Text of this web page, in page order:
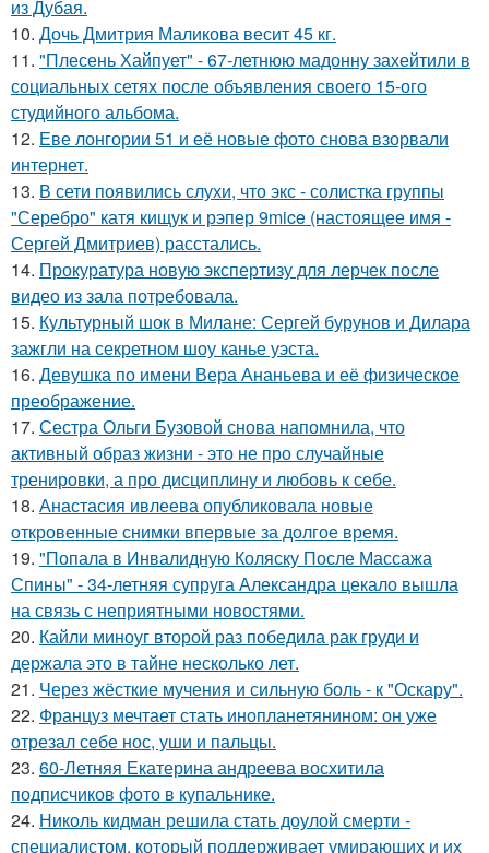
из Дубая.
10. Дочь Дмитрия Маликова весит 45 кг.
11. "Плесень Хайпует" - 67-летнюю мадонну захейтили в
социальных сетях после объявления своего 15-ого
студийного альбома.
12. Еве лонгории 51 и её новые фото снова взорвали
интернет.
13. В сети появились слухи, что экс - солистка группы
"Серебро" катя кищук и рэпер 9mice (настоящее имя -
Сергей Дмитриев) расстались.
14. Прокуратура новую экспертизу для лерчек после
видео из зала потребовала.
15. Культурный шок в Милане: Сергей бурунов и Дилара
зажгли на секретном шоу канье уэста.
16. Девушка по имени Вера Ананьева и её физическое
преображение.
17. Сестра Ольги Бузовой снова напомнила, что
активный образ жизни - это не про случайные
тренировки, а про дисциплину и любовь к себе.
18. Анастасия ивлеева опубликовала новые
откровенные снимки впервые за долгое время.
19. "Попала в Инвалидную Коляску После Массажа
Спины" - 34-летняя супруга Александра цекало вышла
на связь с неприятными новостями.
20. Кайли миноуг второй раз победила рак груди и
держала это в тайне несколько лет.
21. Через жёсткие мучения и сильную боль - к "Оскару".
22. Француз мечтает стать инопланетянином: он уже
отрезал себе нос, уши и пальцы.
23. 60-Летняя Екатерина андреева восхитила
подписчиков фото в купальнике.
24. Николь кидман решила стать доулой смерти -
специалистом, который поддерживает умирающих и их